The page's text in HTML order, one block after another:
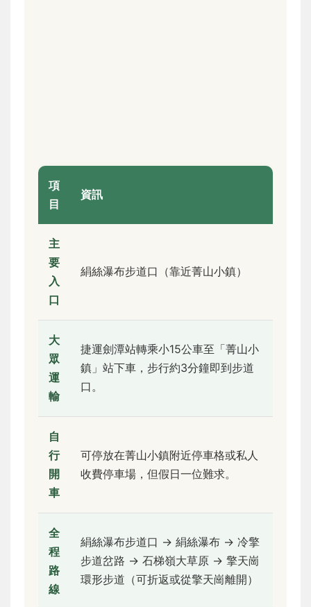
項
目
資訊
主
要
入
口
絹絲瀑布步道口（靠近菁山小鎮）
大
眾
運
輸
捷運劍潭站轉乘小15公車至「菁山小
鎮」站下車，步行約3分鐘即到步道
口。
自
行
開
車
可停放在菁山小鎮附近停車格或私人
收費停車場，但假日一位難求。
全
程
路
線
絹絲瀑布步道口 → 絹絲瀑布 → 冷擎
步道岔路 → 石梯嶺大草原 → 擎天崗
環形步道（可折返或從擎天崗離開）